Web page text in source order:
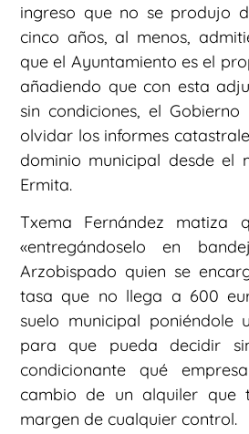
ingreso que no se produjo
cinco años, al menos,
que el Ayuntamiento es el
añadiendo que con esta
sin condiciones, el
olvidar los informes
dominio municipal desde el
Ermita.
Txema Fernández matiza
«entregándoselo en
Arzobispado quien se
tasa que no llega a 600
suelo municipal poniéndole
para que pueda decidir
condicionante qué
cambio de un alquiler que
margen de cualquier control.